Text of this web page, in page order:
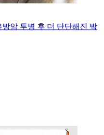
암 투병 후 더 단단해진 박